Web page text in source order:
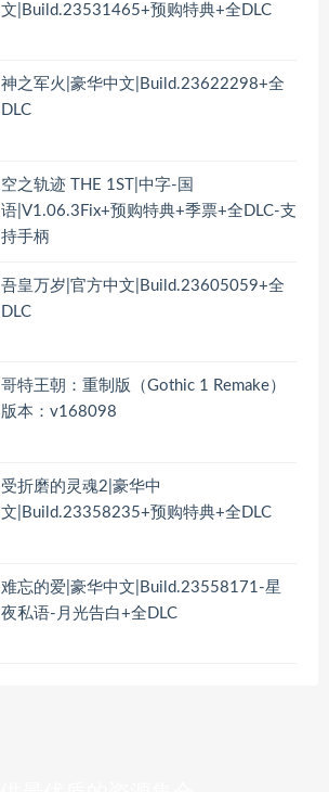
文|Build.23531465+预购特典+全DLC
神之军火|豪华中文|Build.23622298+全
DLC
空之轨迹 THE 1ST|中字-国
语|V1.06.3Fix+预购特典+季票+全DLC-支
持手柄
吾皇万岁|官方中文|Build.23605059+全
DLC
哥特王朝：重制版（Gothic 1 Remake）
版本：v168098
受折磨的灵魂2|豪华中
文|Build.23358235+预购特典+全DLC
难忘的爱|豪华中文|Build.23558171-星
夜私语-月光告白+全DLC